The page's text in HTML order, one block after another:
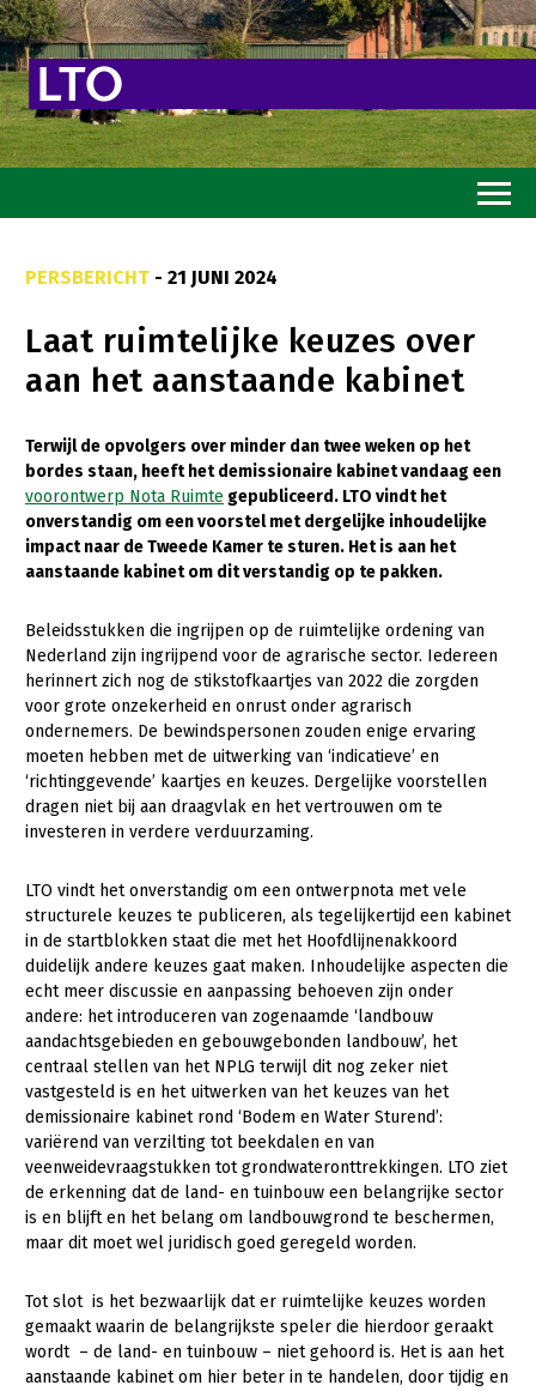
Goed eten
Mooi groen
Sterk ondernemerschap
Transitiepaden
Thema’s
Gezonde planten
Gezonde dieren
Natuur, klimaat en energie
Bodem en water
Platteland en omgeving
Mens, ondernemerschap en onderwijs
Internationaal
Sectoren
Dier
Biologische Landbouw
Geitenhouderij
Kalverhouderij
Konijnenhouderij
Melkveehouderij
Paardenhouderij
Pluimveehouderij
Varkenshouderij
Vleesveehouderij
PERSBERICHT - 21 JUNI 2024
Laat ruimtelijke keuzes over
aan het aanstaande kabinet
Terwijl de opvolgers over minder dan twee weken op het
bordes staan, heeft het demissionaire kabinet vandaag een
voorontwerp Nota Ruimte gepubliceerd. LTO vindt het
onverstandig om een voorstel met dergelijke inhoudelijke
impact naar de Tweede Kamer te sturen. Het is aan het
aanstaande kabinet om dit verstandig op te pakken.
Beleidsstukken die ingrijpen op de ruimtelijke ordening van
Nederland zijn ingrijpend voor de agrarische sector. Iedereen
herinnert zich nog de stikstofkaartjes van 2022 die zorgden
voor grote onzekerheid en onrust onder agrarisch
ondernemers. De bewindspersonen zouden enige ervaring
moeten hebben met de uitwerking van ‘indicatieve’ en
‘richtinggevende’ kaartjes en keuzes. Dergelijke voorstellen
dragen niet bij aan draagvlak en het vertrouwen om te
investeren in verdere verduurzaming.
LTO vindt het onverstandig om een ontwerpnota met vele
structurele keuzes te publiceren, als tegelijkertijd een kabinet
in de startblokken staat die met het Hoofdlijnenakkoord
duidelijk andere keuzes gaat maken. Inhoudelijke aspecten die
echt meer discussie en aanpassing behoeven zijn onder
andere: het introduceren van zogenaamde ‘landbouw
aandachtsgebieden en gebouwgebonden landbouw’, het
centraal stellen van het NPLG terwijl dit nog zeker niet
vastgesteld is en het uitwerken van het keuzes van het
demissionaire kabinet rond ‘Bodem en Water Sturend’:
variërend van verzilting tot beekdalen en van
veenweidevraagstukken tot grondwateronttrekkingen. LTO ziet
de erkenning dat de land- en tuinbouw een belangrijke sector
is en blijft en het belang om landbouwgrond te beschermen,
maar dit moet wel juridisch goed geregeld worden.
Tot slot is het bezwaarlijk dat er ruimtelijke keuzes worden
gemaakt waarin de belangrijkste speler die hierdoor geraakt
wordt – de land- en tuinbouw – niet gehoord is. Het is aan het
aanstaande kabinet om hier beter in te handelen, door tijdig en